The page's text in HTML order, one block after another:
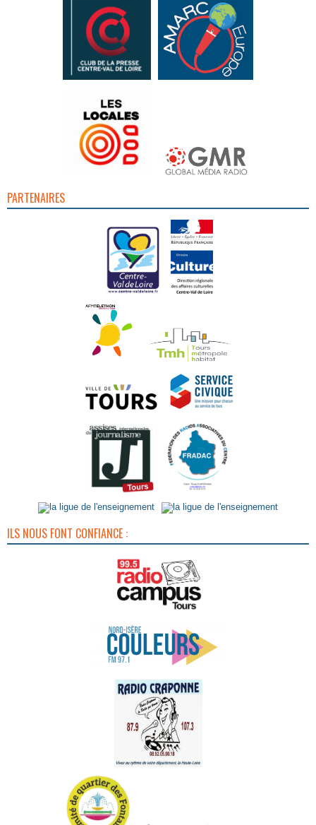
PARTENAIRES
ILS NOUS FONT CONFIANCE :